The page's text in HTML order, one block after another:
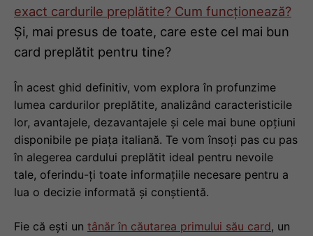
exact cardurile preplătite? Cum funcționează?
Și, mai presus de toate, care este cel mai bun
card preplătit pentru tine?
În acest ghid definitiv, vom explora în profunzime
lumea cardurilor preplătite, analizând caracteristicile
lor, avantajele, dezavantajele și cele mai bune opțiuni
disponibile pe piața italiană. Te vom însoți pas cu pas
în alegerea cardului preplătit ideal pentru nevoile
tale, oferindu-ți toate informațiile necesare pentru a
lua o decizie informată și conștientă.
Fie că ești un tânăr în căutarea primului său card, un